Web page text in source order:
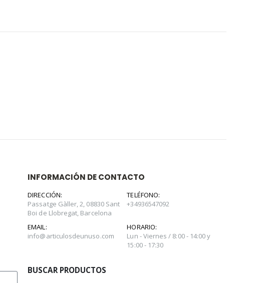
INFORMACIÓN DE CONTACTO
DIRECCIÓN:
Passatge Gàller, 2, 08830 Sant
Boi de Llobregat, Barcelona
TELÉFONO:
+34936547092
EMAIL:
info@articulosdeunuso.com
HORARIO:
Lun - Viernes / 8:00 - 14:00 y
15:00 - 17:30
BUSCAR PRODUCTOS